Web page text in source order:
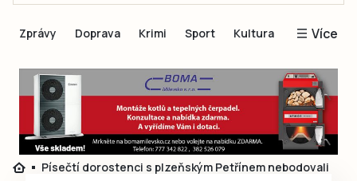
E-mail
Obnovit heslo
Přihlásit se
Přihlásit se přes Facebook
Zprávy Doprava Krimi Sport Kultura Více
Blogy
Inspirace
Čtenáři píší
Speciální přílohy
Inzerce
Písečtí dorostenci s plzeňským Petřínem nebodovali